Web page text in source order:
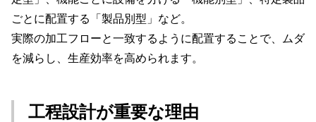
ごとに配置する「製品別型」など。
実際の加工フローと一致するように配置することで、ムダ
を減らし、生産効率を高められます。
工程設計が重要な理由